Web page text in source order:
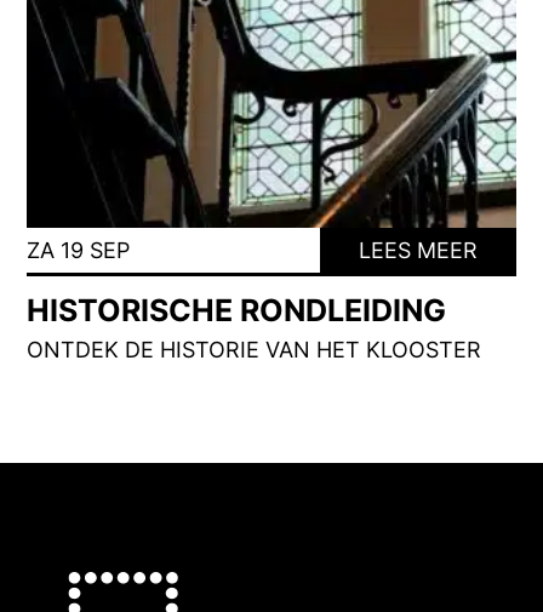
ZA 19 SEP LEES MEER
HISTORISCHE RONDLEIDING
ONTDEK DE HISTORIE VAN HET KLOOSTER